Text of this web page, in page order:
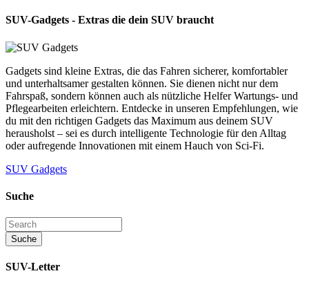
SUV-Gadgets - Extras die dein SUV braucht
Gadgets sind kleine Extras, die das Fahren sicherer, komfortabler
und unterhaltsamer gestalten können. Sie dienen nicht nur dem
Fahrspaß, sondern können auch als nützliche Helfer Wartungs- und
Pflegearbeiten erleichtern. Entdecke in unseren Empfehlungen, wie
du mit den richtigen Gadgets das Maximum aus deinem SUV
herausholst – sei es durch intelligente Technologie für den Alltag
oder aufregende Innovationen mit einem Hauch von Sci-Fi.
SUV Gadgets
Suche
SUV-Letter